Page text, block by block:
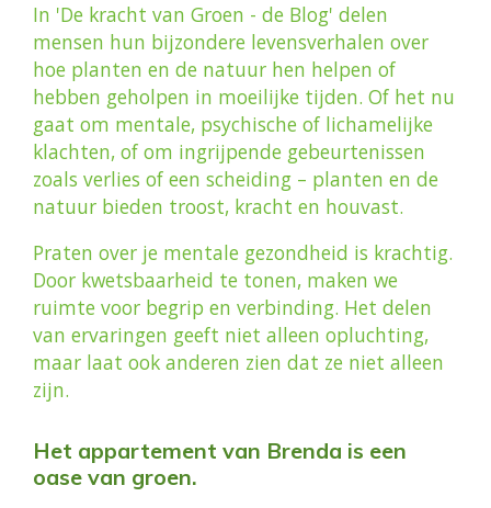
In 'De kracht van Groen - de Blog' delen
mensen hun bijzondere levensverhalen over
hoe planten en de natuur hen helpen of
hebben geholpen in moeilijke tijden. Of het nu
gaat om mentale, psychische of lichamelijke
klachten, of om ingrijpende gebeurtenissen
zoals verlies of een scheiding – planten en de
natuur bieden troost, kracht en houvast.
Praten over je mentale gezondheid is krachtig.
Door kwetsbaarheid te tonen, maken we
ruimte voor begrip en verbinding. Het delen
van ervaringen geeft niet alleen opluchting,
maar laat ook anderen zien dat ze niet alleen
zijn.
Het appartement van Brenda is een
oase van groen.